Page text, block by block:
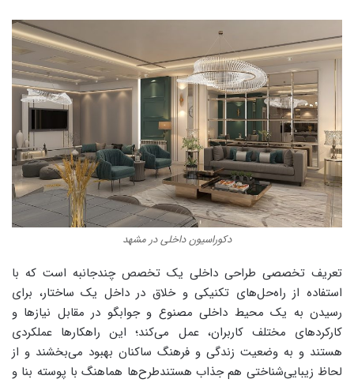
دکوراسیون داخلی در مشهد
تعریف تخصصی طراحی داخلی یک تخصص چندجانبه ‌است که با
استفاده ‌از راه‌حل‌های تکنیکی و خلاق در داخل یک ساختار، برای
رسیدن به یک محیط داخلی مصنوع و جوابگو در مقابل نیازها و
کارکردهای مختلف کاربران، عمل می‌کند؛ این راهکارها عملکردی
هستند و به وضعیت زندگی و فرهنگ ساکنان بهبود می‌بخشند و از
لحاظ زیبایی‌شناختی هم جذاب هستندطرح‌ها هماهنگ با پوسته بنا و